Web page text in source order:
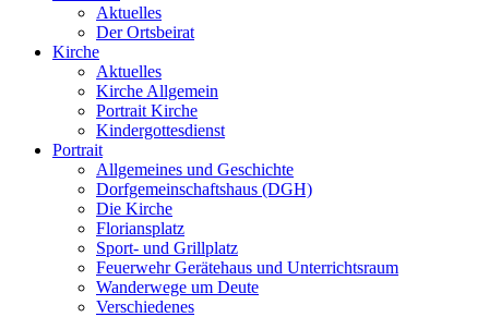
Aktuelles
Der Ortsbeirat
Kirche
Aktuelles
Kirche Allgemein
Portrait Kirche
Kindergottesdienst
Portrait
Allgemeines und Geschichte
Dorfgemeinschaftshaus (DGH)
Die Kirche
Floriansplatz
Sport- und Grillplatz
Feuerwehr Gerätehaus und Unterrichtsraum
Wanderwege um Deute
Verschiedenes